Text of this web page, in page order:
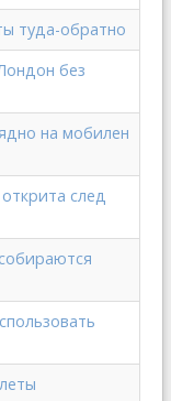
туда-обратно
без
на мобилен
след